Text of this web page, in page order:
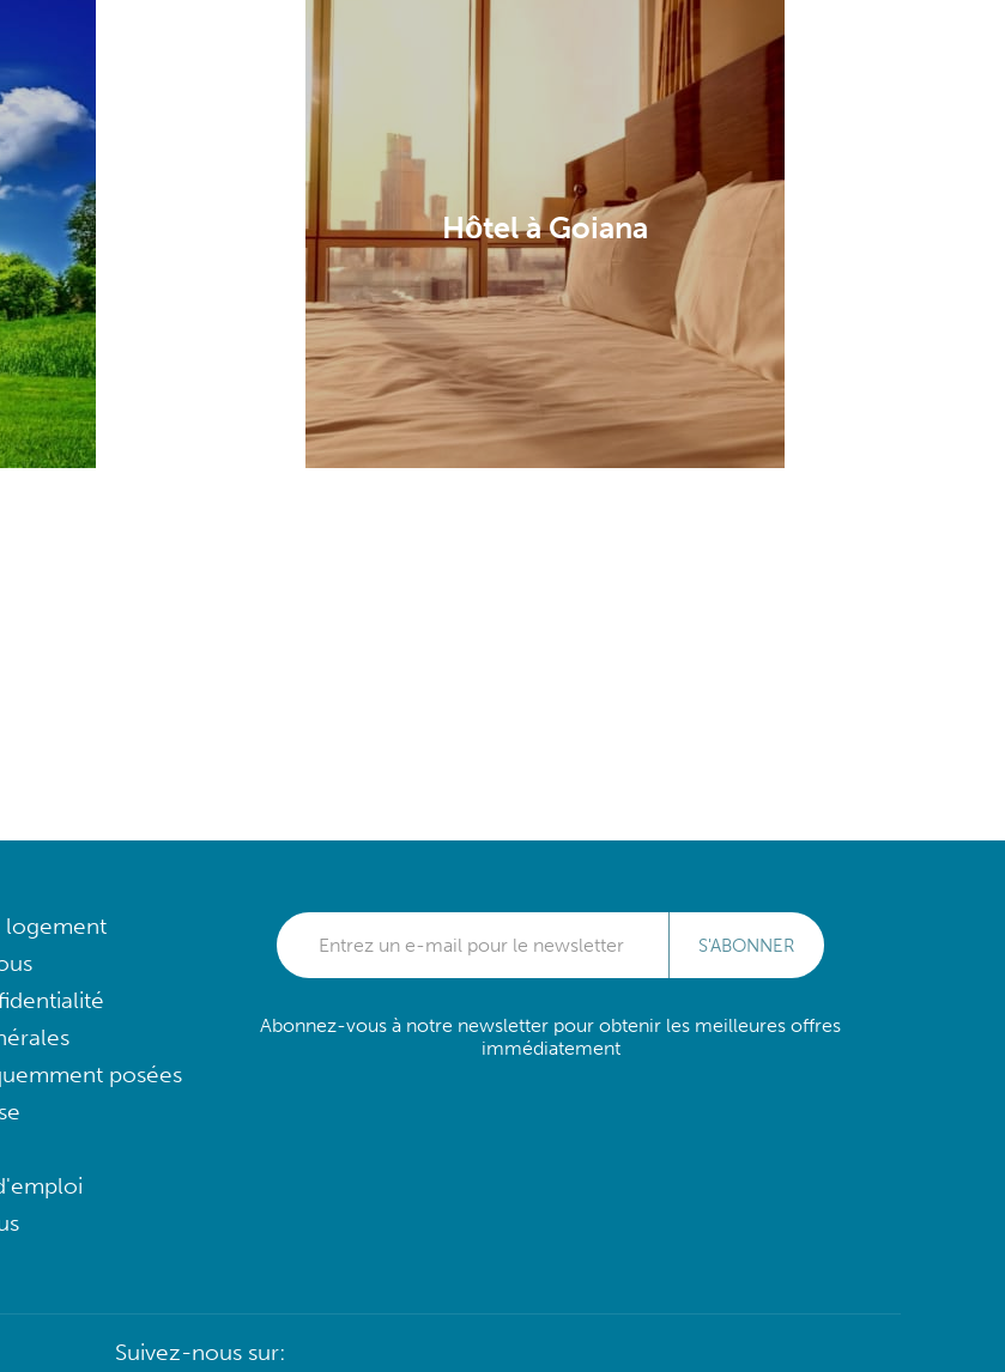
Hôtel à Goiana
logement
posées
S'ABONNER
Abonnez-vous à notre newsletter pour obtenir les meilleures offres
immédiatement
Suivez-nous sur: